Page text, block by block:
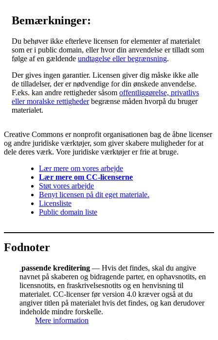
Bemærkninger:
Du behøver ikke efterleve licensen for elementer af materialet
som er i public domain, eller hvor din anvendelse er tilladt som
følge af en gældende undtagelse eller begrænsning.
Der gives ingen garantier. Licensen giver dig måske ikke alle
de tilladelser, der er nødvendige for din ønskede anvendelse.
F.eks. kan andre rettigheder såsom offentliggørelse, privatlivs
eller moralske rettighederbegrænse måden hvorpå du bruger
materialet.
Creative Commons er nonprofit organisationen bag de åbne licenser
og andre juridiske værktøjer, som giver skabere muligheder for at
dele deres værk. Vore juridiske værktøjer er frie at bruge.
Lær mere om vores arbejde
Lær mere om CC-licenserne
Støt vores arbejde
Benyt licensen på dit eget materiale.
Licensliste
Public domain liste
Fodnoter
passende kreditering — Hvis det findes, skal du angive
navnet på skaberen og bidragende parter, en ophavsnotits, en
licensnotits, en fraskrivelsesnotits og en henvisning til
materialet. CC-licenser før version 4.0 kræver også at du
angiver titlen på materialet hvis det findes, og kan derudover
indeholde mindre forskelle.
Mere information